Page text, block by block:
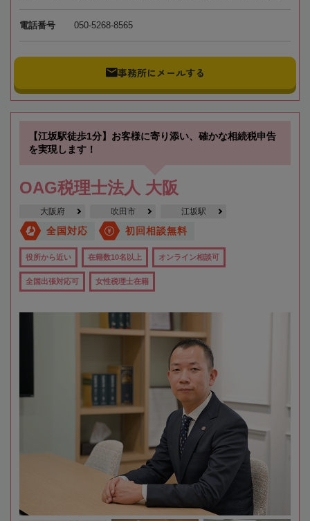
電話番号 050-5268-8565
事務所にメールする
【江坂駅徒歩1分】お客様に寄り添い、確かな相続税申告
を実現します！
OAG税理士法人 大阪
大阪府 吹田市 江坂駅
全国対応 初回相談無料
役所から近い 在籍数10名以上 オンライン相談可
全国出張対応可 女性税理士在籍